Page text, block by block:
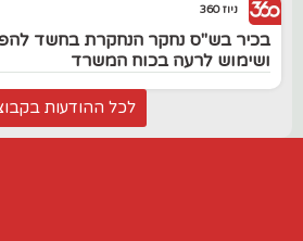
ניוז 360
בכיר בש"ס נחקר הנחקרת בחשד
ושימוש לרעה בכוח המשרד
לכל ההודעות